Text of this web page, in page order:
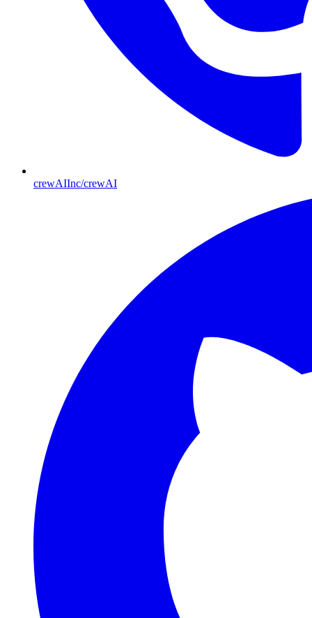
crewAIInc/crewAI